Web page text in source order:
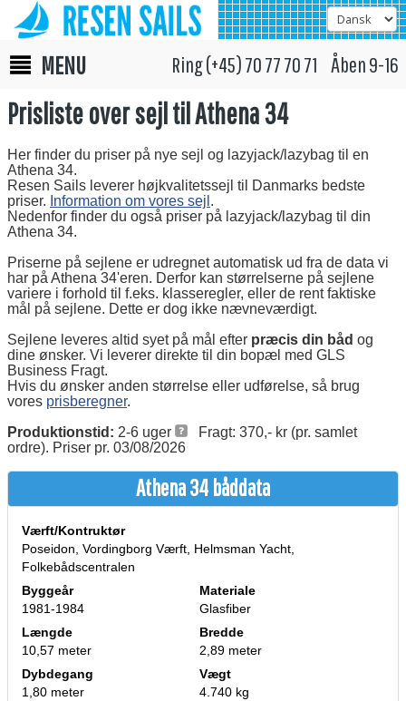
MENU Ring (+45) 70 77 70 71 Åben 9-16
Prisliste over sejl til Athena 34
Her finder du priser på nye sejl og lazyjack/lazybag til en
Athena 34.
Resen Sails leverer højkvalitetssejl til Danmarks bedste
priser. Information om vores sejl .
Nedenfor finder du også priser på lazyjack/lazybag til din
Athena 34.
Priserne på sejlene er udregnet automatisk ud fra de data vi
har på Athena 34'eren. Derfor kan størrelserne på sejlene
variere i forhold til f.eks. klasseregler, eller de rent faktiske
mål på sejlene. Dette er dog ikke nævneværdigt.
Sejlene leveres altid syet på mål efter præcis din båd og
dine ønsker. Vi leverer direkte til din bopæl med GLS
Business Fragt.
Hvis du ønsker anden størrelse eller udførelse, så brug
vores prisberegner.
Produktionstid: 2-6 uger
Fragt: 370,- kr (pr. samlet
ordre). Priser pr. 03/08/2026
Athena 34 båddata
Værft/Kontruktør
Poseidon, Vordingborg Værft, Helmsman Yacht,
Folkebådscentralen
Byggeår
1981-1984
Materiale
Glasfiber
Længde
10,57 meter
Bredde
2,89 meter
Dybdegang
1,80 meter
Vægt
4.740 kg